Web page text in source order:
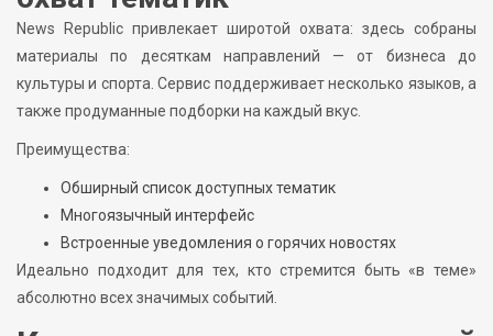
News Republic привлекает широтой охвата: здесь собраны
материалы по десяткам направлений — от бизнеса до
культуры и спорта. Сервис поддерживает несколько языков, а
также продуманные подборки на каждый вкус.
Преимущества:
Обширный список доступных тематик
Многоязычный интерфейс
Встроенные уведомления о горячих новостях
Идеально подходит для тех, кто стремится быть «в теме»
абсолютно всех значимых событий.